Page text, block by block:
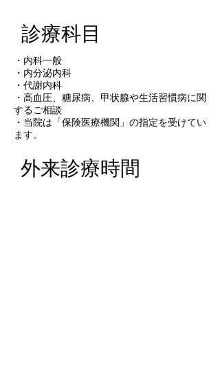
診療科目
・内科一般
・内分泌内科
・代謝内科​
・高血圧、糖尿病、甲状腺や生活習慣病に関
するご相談
​・当院は「保険医療機関」の指定を受けてい
ます。
外来診療時間